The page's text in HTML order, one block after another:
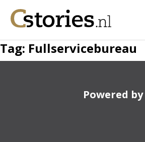
Tag: Fullservicebureau
Powered by